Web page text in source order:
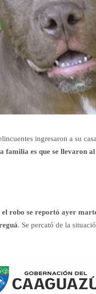
ingresaron a su
familia es que se llevaron
el robo se reportó ayer
. Se percató de la